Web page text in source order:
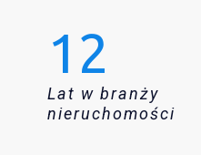
12
Lat w branży
nieruchomości